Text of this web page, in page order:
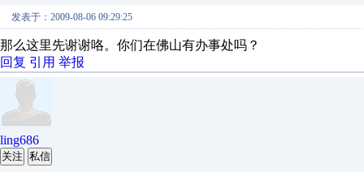
发表于：2009-08-06 09:29:25
那么这里先谢谢咯。你们在佛山有办事处吗？
回复 引用 举报
ling686
关注 私信